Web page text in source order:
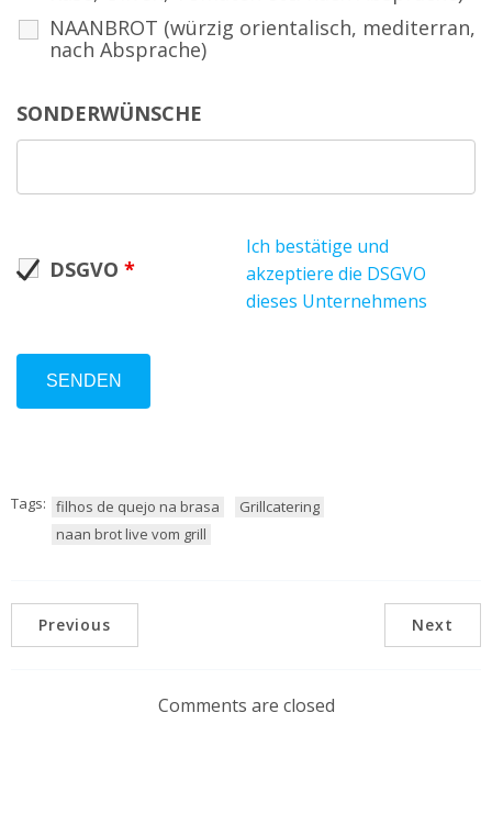
NAANBROT (würzig orientalisch, mediterran,
nach Absprache)
SONDERWÜNSCHE
DSGVO *
Ich bestätige und
akzeptiere die DSGVO
dieses Unternehmens
Tags: filhos de quejo na brasa
Grillcatering
naan brot live vom grill
Previous Next
Comments are closed